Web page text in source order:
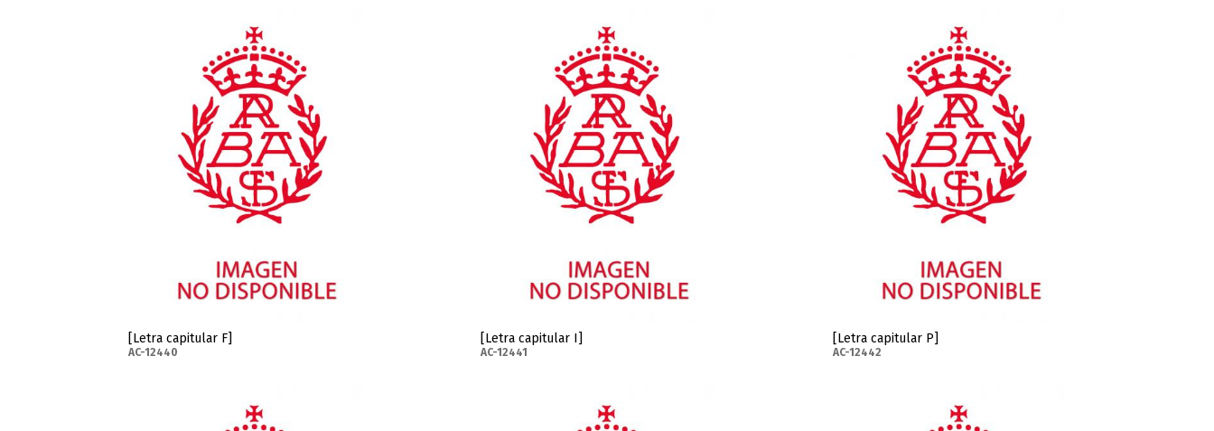
[Letra capitular F]
AC-12440
[Letra capitular I]
AC-12441
[Letra capitular P]
AC-12442